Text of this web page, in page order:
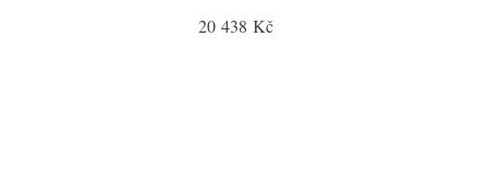
20 438 Kč